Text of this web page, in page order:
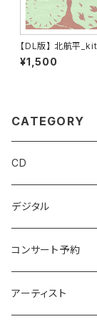
【DL版】 北航平
th Album『After
¥1,500
CATEGORY
CD
アンビエント
エレクトロニカ
ポストクラシカル
デジタル
アンビエント
エレクトロニカ
コンサート予約
ココノエ
アーティスト